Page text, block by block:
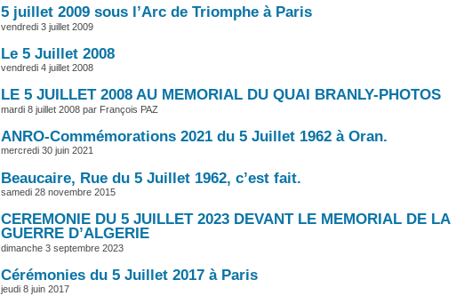
5 juillet 2009 sous l’Arc de Triomphe à Paris
vendredi 3 juillet 2009
Le 5 Juillet 2008
vendredi 4 juillet 2008
LE 5 JUILLET 2008 AU MEMORIAL DU QUAI BRANLY-PHOTOS
mardi 8 juillet 2008 par François PAZ
ANRO-Commémorations 2021 du 5 Juillet 1962 à Oran.
mercredi 30 juin 2021
Beaucaire, Rue du 5 Juillet 1962, c’est fait.
samedi 28 novembre 2015
CEREMONIE DU 5 JUILLET 2023 DEVANT LE MEMORIAL DE LA
GUERRE D’ALGERIE
dimanche 3 septembre 2023
Cérémonies du 5 Juillet 2017 à Paris
jeudi 8 juin 2017